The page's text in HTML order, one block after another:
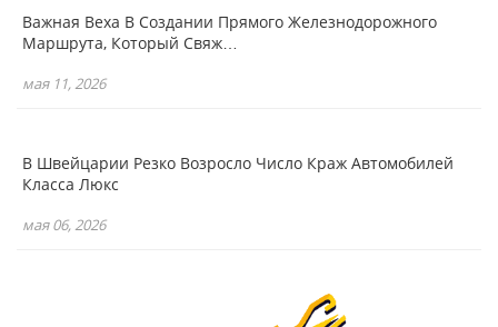
Важная Веха В Создании Прямого Железнодорожного
Маршрута, Который Свяж…
мая 11, 2026
В Швейцарии Резко Возросло Число Краж Автомобилей
Класса Люкс
мая 06, 2026